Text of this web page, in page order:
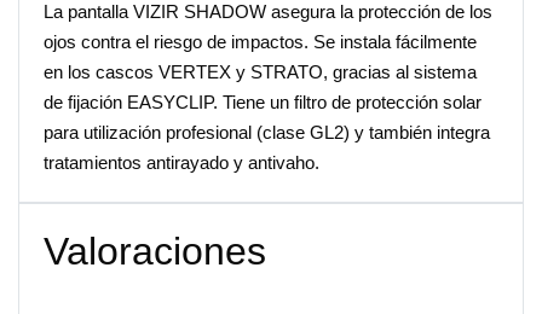
La pantalla VIZIR SHADOW asegura la protección de los
ojos contra el riesgo de impactos. Se instala fácilmente
en los cascos VERTEX y STRATO, gracias al sistema
de fijación EASYCLIP. Tiene un filtro de protección solar
para utilización profesional (clase GL2) y también integra
tratamientos antirayado y antivaho.
Valoraciones